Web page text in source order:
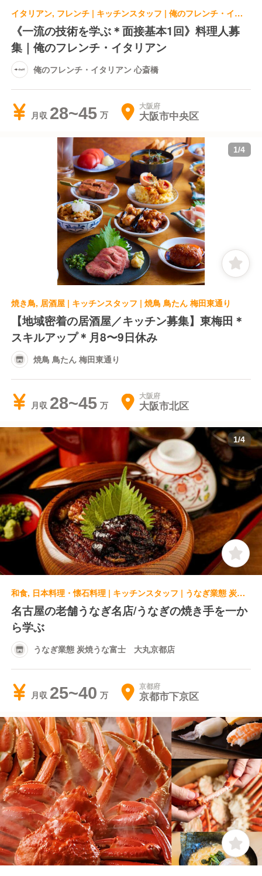
イタリアン, フレンチ | キッチンスタッフ | 俺のフレンチ・イタリアン 心斎橋
《一流の技術を学ぶ＊面接基本1回》料理人募
集｜俺のフレンチ・イタリアン
俺のフレンチ・イタリアン 心斎橋
月収 28~45 大阪府
大阪市中央区
1/4
焼き鳥, 居酒屋 | キッチンスタッフ | 焼鳥 鳥たん 梅田東通り
【地域密着の居酒屋／キッチン募集】東梅田＊
スキルアップ＊月8〜9日休み
焼鳥 鳥たん 梅田東通り
月収 28~45 大阪府
大阪市北区
1/4
和食, 日本料理・懐石料理 | キッチンスタッフ | うなぎ業態 炭焼うな富士 大丸京都店
名古屋の老舗うなぎ名店/うなぎの焼き手を一か
ら学ぶ
うなぎ業態 炭焼うな富士 大丸京都店
月収 25~40 京都府
京都市下京区